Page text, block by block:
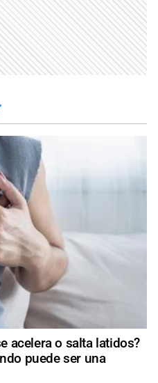
acelera o salta latidos?
puede ser una